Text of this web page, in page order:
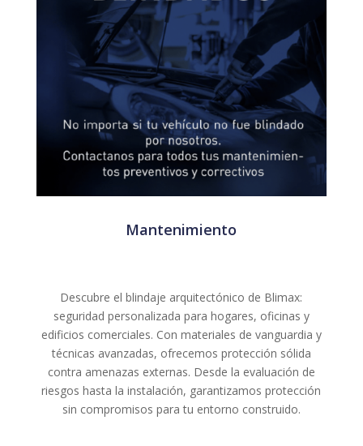
Mantenimiento
Descubre el blindaje arquitectónico de Blimax:
seguridad personalizada para hogares, oficinas y
edificios comerciales. Con materiales de vanguardia y
técnicas avanzadas, ofrecemos protección sólida
contra amenazas externas. Desde la evaluación de
riesgos hasta la instalación, garantizamos protección
sin compromisos para tu entorno construido.